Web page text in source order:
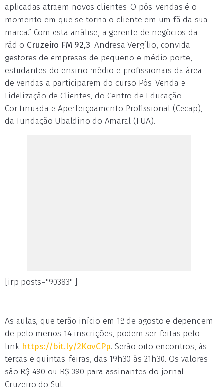
aplicadas atraem novos clientes. O pós-vendas é o
momento em que se torna o cliente em um fã da sua
marca.” Com esta análise, a gerente de negócios da
rádio Cruzeiro FM 92,3, Andresa Vergílio, convida
gestores de empresas de pequeno e médio porte,
estudantes do ensino médio e profissionais da área
de vendas a participarem do curso Pós-Venda e
Fidelização de Clientes, do Centro de Educação
Continuada e Aperfeiçoamento Profissional (Cecap),
da Fundação Ubaldino do Amaral (FUA).
[irp posts="90383" ]
As aulas, que terão início em 1º de agosto e dependem
de pelo menos 14 inscrições, podem ser feitas pelo
link https://bit.ly/2KovCPp. Serão oito encontros, às
terças e quintas-feiras, das 19h30 às 21h30. Os valores
são R$ 490 ou R$ 390 para assinantes do jornal
Cruzeiro do Sul.